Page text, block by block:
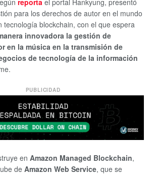
para los derechos de autor en el mundo
tecnología blockchain, con el que espera
innovadora la gestión de
en la música en la transmisión de
de tecnología de la información
PUBLICIDAD
en Amazon Managed Blockchain,
de Amazon Web Service, que se